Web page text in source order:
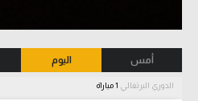
أمس اليوم
الدوري البرتغالي